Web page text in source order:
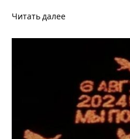
Читать далее